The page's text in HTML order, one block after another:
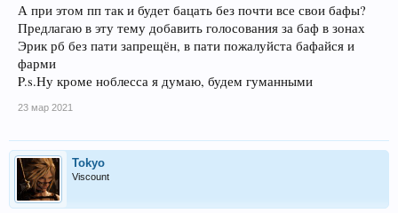
А при этом пп так и будет бацать без почти все свои бафы?
Предлагаю в эту тему добавить голосования за баф в зонах
Эрик рб без пати запрещён, в пати пожалуйста бафайся и
фарми
P.s.Ну кроме ноблесса я думаю, будем гуманными
23 мар 2021
Tokyo
Viscount